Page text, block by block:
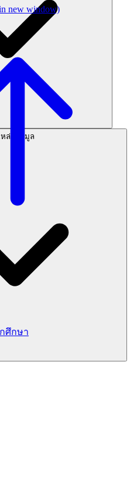
ล่งข้อมูล
new window)
ศึกษา